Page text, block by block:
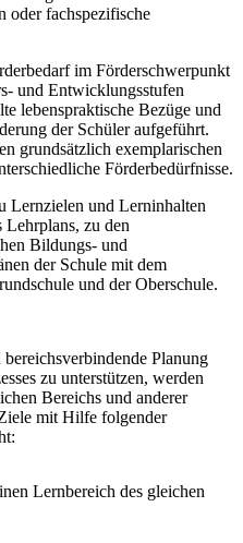
oder fachspezifische
im Förderschwerpunkt
und Entwicklungsstufen
lebenspraktische Bezüge und
der Schüler aufgeführt.
grundsätzlich exemplarischen
Förderbedürfnisse.
Lernzielen und Lerninhalten
Lehrplans, zu den
Bildungs- und
der Schule mit dem
und der Oberschule.
Planung
zu unterstützen, werden
Bereichs und anderer
mit Hilfe folgender
Lernbereich des gleichen